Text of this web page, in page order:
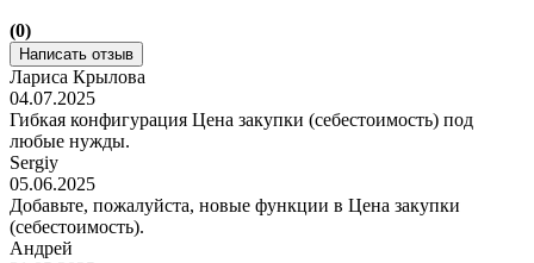
(0)
Написать отзыв
Лариса Крылова
04.07.2025
Гибкая конфигурация Цена закупки (себестоимость) под
любые нужды.
Sergiy
05.06.2025
Добавьте, пожалуйста, новые функции в Цена закупки
(себестоимость).
Андрей